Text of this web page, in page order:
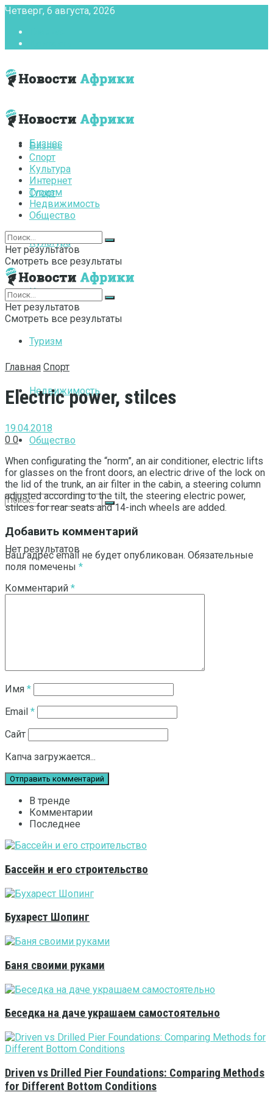
Четверг, 6 августа, 2026
Бизнес
Спорт
Культура
Интернет
Туризм
Недвижимость
Общество
Нет результатов
Смотреть все результаты
Бизнес
Спорт
Культура
Интернет
Туризм
Недвижимость
Общество
Нет результатов
Смотреть все результаты
Нет результатов
Смотреть все результаты
Главная Спорт
Electric power, stilces
19.04.2018
0 0
When configurating the “norm”, an air conditioner, electric lifts
for glasses on the front doors, an electric drive of the lock on
the lid of the trunk, an air filter in the cabin, a steering column
adjusted according to the tilt, the steering electric power,
stilces for rear seats and 14-inch wheels are added.
Добавить комментарий
Ваш адрес email не будет опубликован. Обязательные
поля помечены *
Комментарий *
Имя *
Email *
Сайт
Капча загружается...
В тренде
Комментарии
Последнее
Бассейн и его строительство
Бухарест Шопинг
Баня своими руками
Беседка на даче украшаем самостоятельно
Driven vs Drilled Pier Foundations: Comparing Methods
for Different Bottom Conditions